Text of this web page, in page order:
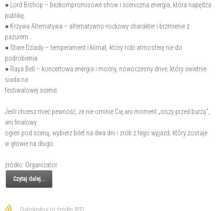
● Lord Bishop – bezkompromisowe show i sceniczna energia, która napędza
publikę.
● Krzywa Alternatywa – alternatywno-rockowy charakter i brzmienie z
pazurem.
● Stare Dziady – temperament i klimat, który robi atmosferę nie do
podrobienia.
● Raya Bell – koncertowa energia i mocny, nowoczesny drive, który świetnie
siada na
festiwalowej scenie.
Jeśli chcesz mieć pewność, że nie ominie Cię ani moment „ciszy przed burzą”,
ani finałowy
ogień pod sceną, wybierz bilet na dwa dni i zrób z tego wyjazd, który zostaje
w głowie na długo.
źródło: Organizator
Czytaj dalej...
Subskrybuj to źródło RSS